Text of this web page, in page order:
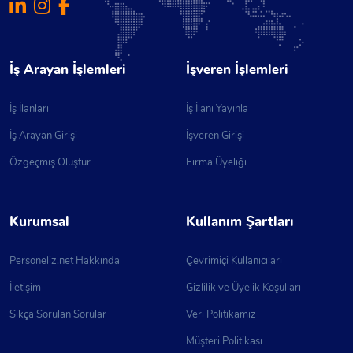
İş Arayan İşlemleri
İş İlanları
İş Arayan Girişi
Özgeçmiş Oluştur
İşveren İşlemleri
İş İlanı Yayınla
İşveren Girişi
Firma Üyeliği
Kurumsal
Personeliz.net Hakkında
İletişim
Sıkça Sorulan Sorular
Kullanım Şartları
Çevrimiçi Kullanıcıları
Gizlilik ve Üyelik Koşulları
Veri Politikamız
Müşteri Politikası